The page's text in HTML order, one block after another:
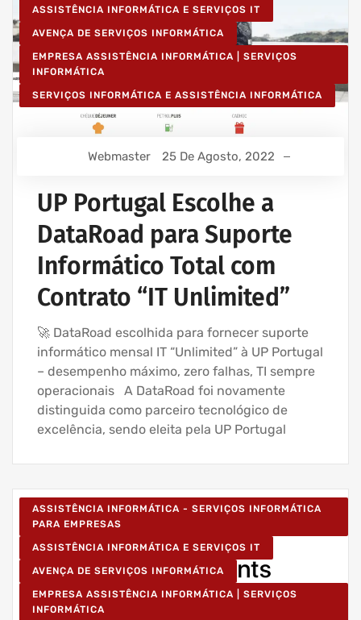
ASSISTÊNCIA INFORMÁTICA E SERVIÇOS IT
AVENÇA DE SERVIÇOS INFORMÁTICA
EMPRESA ASSISTÊNCIA INFORMÁTICA | SERVIÇOS
INFORMÁTICA
SERVIÇOS INFORMÁTICA E ASSISTÊNCIA INFORMÁTICA
Webmaster 25 De Agosto, 2022
UP Portugal Escolhe a
DataRoad para Suporte
Informático Total com
Contrato “IT Unlimited”
🚀 DataRoad escolhida para fornecer suporte
informático mensal IT “Unlimited” à UP Portugal
– desempenho máximo, zero falhas, TI sempre
operacionais A DataRoad foi novamente
distinguida como parceiro tecnológico de
excelência, sendo eleita pela UP Portugal
ASSISTÊNCIA INFORMÁTICA - SERVIÇOS INFORMÁTICA
PARA EMPRESAS
ASSISTÊNCIA INFORMÁTICA E SERVIÇOS IT
AVENÇA DE SERVIÇOS INFORMÁTICA
EMPRESA ASSISTÊNCIA INFORMÁTICA | SERVIÇOS
INFORMÁTICA